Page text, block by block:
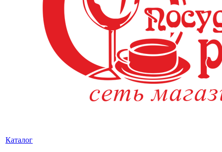
Каталог